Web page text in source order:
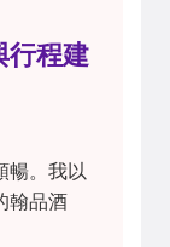
行程建
暢。我以
翰品酒